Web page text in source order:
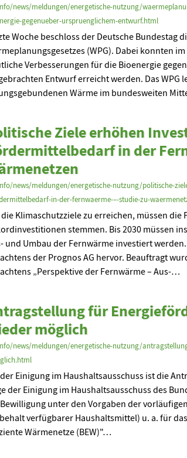
news/meldungen/energetische-nutzung/
gegenueber-urspruenglichem-entwurf.html
Woche beschloss der Deutsche Bundestag
(WPG). Dabei konnten
Verbesserungen für die Bioenergie
Entwurf erreicht werden. Das WPG
Wärme im bundesweiten
Ziele erhöhen
in der
news/meldungen/energetische-nutzung/politische-
in-der-fernwaerme-–-studie-zu-
die Klimaschutzziele zu erreichen, müssen die
stemmen. Bis 2030 müssen
und Umbau der Fernwärme investiert
der Prognos AG hervor. Beauftragt
„Perspektive der Fernwärme – Aus-…
für
möglich
news/meldungen/energetische-nutzung/
Einigung im Haushaltsausschuss ist die
der Einigung im Haushaltsausschuss des
unter den Vorgaben der
verfügbarer Haushaltsmittel) u. a. für
Wärmenetze (BEW)"…